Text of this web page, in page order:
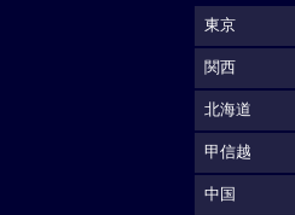
東京
関西
北海道
甲信越
中国